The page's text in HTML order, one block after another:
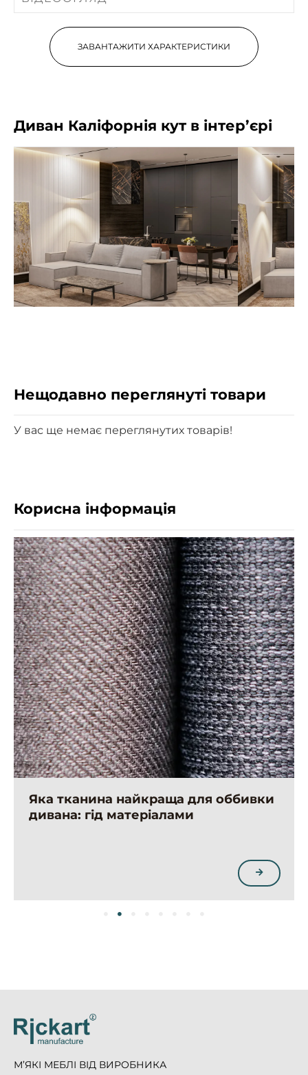
ЗАВАНТАЖИТИ ХАРАКТЕРИСТИКИ
Диван Каліфорнія кут в інтер’єрі
Нещодавно переглянуті товари
У вас ще немає переглянутих товарів!
Корисна інформація
Яка тканина найкраща для оббивки
дивана: гід матеріалами
М’ЯКІ МЕБЛІ ВІД ВИРОБНИКА